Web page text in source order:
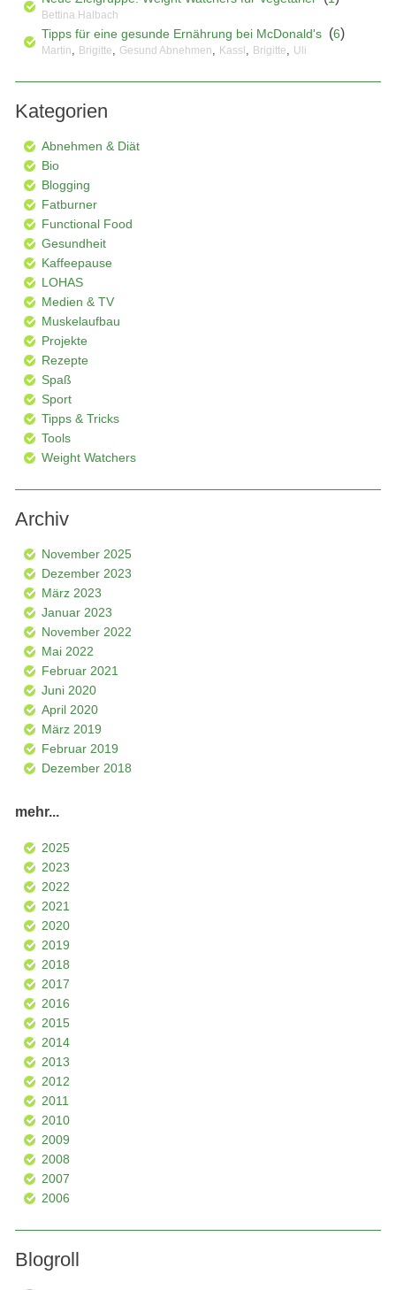
Bettina Halbach
Tipps für eine gesunde Ernährung bei McDonald's (6)
Martin, Brigitte, Gesund Abnehmen, Kassl , Brigitte, Uli
Kategorien
Abnehmen & Diät
Bio
Blogging
Fatburner
Functional Food
Gesundheit
Kaffeepause
LOHAS
Medien & TV
Muskelaufbau
Projekte
Rezepte
Spaß
Sport
Tipps & Tricks
Tools
Weight Watchers
Archiv
November 2025
Dezember 2023
März 2023
Januar 2023
November 2022
Mai 2022
Februar 2021
Juni 2020
April 2020
März 2019
Februar 2019
Dezember 2018
mehr...
2025
2023
2022
2021
2020
2019
2018
2017
2016
2015
2014
2013
2012
2011
2010
2009
2008
2007
2006
Blogroll